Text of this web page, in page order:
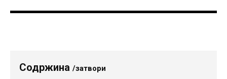
Содржина /затвори